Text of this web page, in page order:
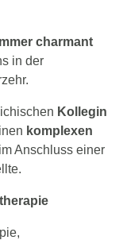
charmant
in der
Kollegin
komplexen
Anschluss einer